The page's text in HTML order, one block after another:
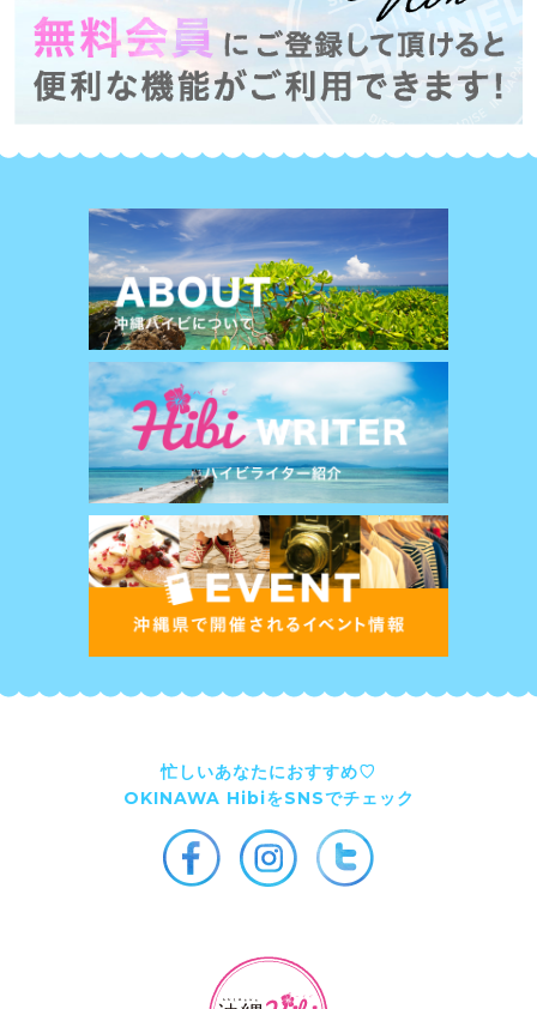
忙しいあなたにおすすめ♡
OKINAWA HibiをSNSでチェック